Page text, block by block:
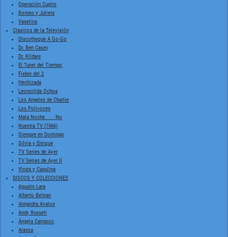
Operación Cupiro
Romeo y Julieta
Vaselina
Clasicos de la Televisión
Discotheque A Go-Go
Dr. Ben Casey
Dr. Kildare
El Tunel del Tiempo
Fiebre del 2
Hechizada
Leonorilda Ochoa
Los Angeles de Charlie
Los Polivoces
Mala Noche . . . No
Nuestra TV (1966)
Siempre en Domingo
Silvia y Enrique
TV Series de Ayer
TV Series de Ayer II
Viruta y Capulina
DISCOS Y COLECCIONES
Agustin Lara
Alberto Beltran
Alejandra Avalos
Andy Russell
Ángela Carrasco
Aranza